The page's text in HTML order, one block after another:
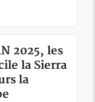
2025, les
la Sierra
la